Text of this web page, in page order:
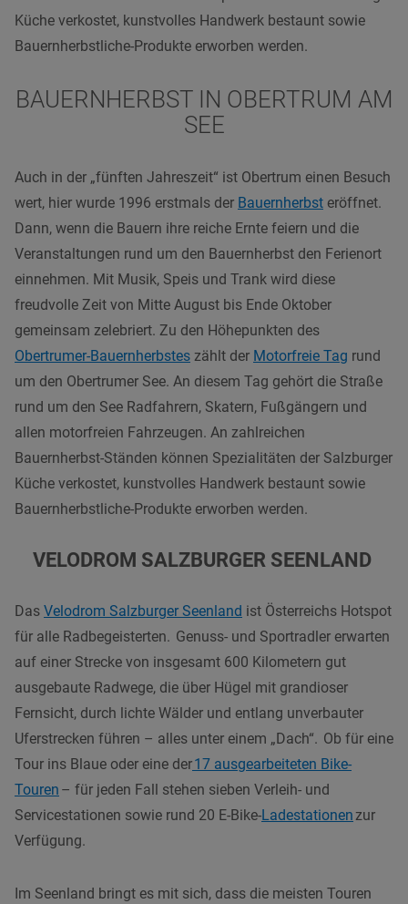
Küche verkostet, kunstvolles Handwerk bestaunt sowie
Bauernherbstliche-Produkte erworben werden.
BAUERNHERBST IN OBERTRUM AM
SEE
Auch in der „fünften Jahreszeit“ ist Obertrum einen Besuch
wert, hier wurde 1996 erstmals der Bauernherbst eröffnet.
Dann, wenn die Bauern ihre reiche Ernte feiern und die
Veranstaltungen rund um den Bauernherbst den Ferienort
einnehmen. Mit Musik, Speis und Trank wird diese
freudvolle Zeit von Mitte August bis Ende Oktober
gemeinsam zelebriert. Zu den Höhepunkten des
Obertrumer-Bauernherbstes zählt der Motorfreie Tag rund
um den Obertrumer See. An diesem Tag gehört die Straße
rund um den See Radfahrern, Skatern, Fußgängern und
allen motorfreien Fahrzeugen. An zahlreichen
Bauernherbst-Ständen können Spezialitäten der Salzburger
Küche verkostet, kunstvolles Handwerk bestaunt sowie
Bauernherbstliche-Produkte erworben werden.
VELODROM SALZBURGER SEENLAND
Das Velodrom Salzburger Seenland ist Österreichs Hotspot
für alle Radbegeisterten. Genuss- und Sportradler erwarten
auf einer Strecke von insgesamt 600 Kilometern gut
ausgebaute Radwege, die über Hügel mit grandioser
Fernsicht, durch lichte Wälder und entlang unverbauter
Uferstrecken führen – alles unter einem „Dach“. Ob für eine
Tour ins Blaue oder eine der17 ausgearbeiteten Bike-
Touren – für jeden Fall stehen sieben Verleih- und
Servicestationen sowie rund 20 E-Bike-Ladestationenzur
Verfügung.
Im Seenland bringt es mit sich, dass die meisten Touren